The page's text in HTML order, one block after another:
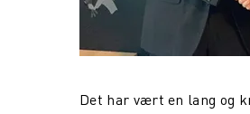
Det har vært en lang og